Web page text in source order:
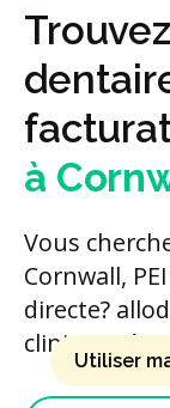
à
Vous
Cornwall,
directe?
cliniques à
Utiliser